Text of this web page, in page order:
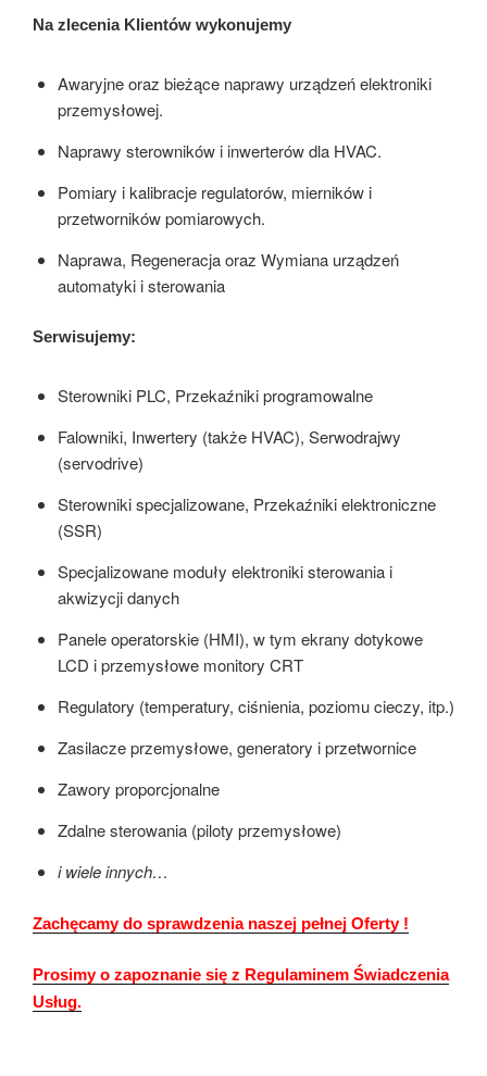
Na zlecenia Klientów wykonujemy
Awaryjne oraz bieżące naprawy urządzeń elektroniki
przemysłowej.
Naprawy sterowników i inwerterów dla HVAC.
Pomiary i kalibracje regulatorów, mierników i
przetworników pomiarowych.
Naprawa, Regeneracja oraz Wymiana urządzeń
automatyki i sterowania
Serwisujemy:
Sterowniki PLC, Przekaźniki programowalne
Falowniki, Inwertery (także HVAC), Serwodrajwy
(servodrive)
Sterowniki specjalizowane, Przekaźniki elektroniczne
(SSR)
Specjalizowane moduły elektroniki sterowania i
akwizycji danych
Panele operatorskie (HMI), w tym ekrany dotykowe
LCD i przemysłowe monitory CRT
Regulatory (temperatury, ciśnienia, poziomu cieczy, itp.)
Zasilacze przemysłowe, generatory i przetwornice
Zawory proporcjonalne
Zdalne sterowania (piloty przemysłowe)
i wiele innych…
Zachęcamy do sprawdzenia naszej pełnej Oferty !
Prosimy o zapoznanie się z Regulaminem Świadczenia
Usług.